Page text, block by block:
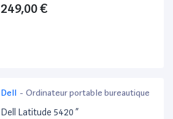
249,00 €
Dell - Ordinateur portable bureautique
Dell Latitude 5420 ”